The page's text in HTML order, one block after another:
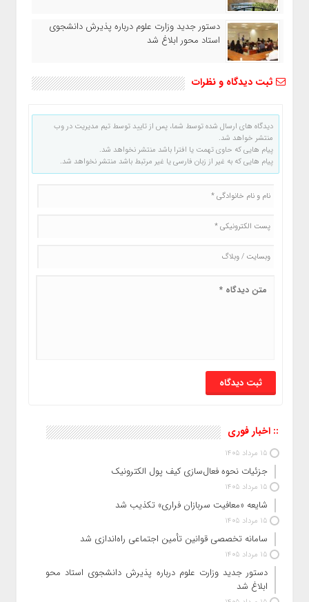
دستور جدید وزارت علوم درباره پذیرش دانشجوی
استاد محور ابلاغ شد
ثبت دیدگاه و نظرات
دیدگاه های ارسال شده توسط شما، پس از تایید توسط تیم مدیریت در وب
منتشر خواهد شد.
پیام هایی که حاوی تهمت یا افترا باشد منتشر نخواهد شد.
پیام هایی که به غیر از زبان فارسی یا غیر مرتبط باشد منتشر نخواهد شد.
:: اخبار فوری
15 مرداد 1405
جزئیات نحوه فعال‌سازی کیف پول الکترونیک
15 مرداد 1405
شایعه «معافیت سربازان فراری» تکذیب شد
15 مرداد 1405
سامانه تخصصی قوانین تأمین اجتماعی راه‌اندازی شد
15 مرداد 1405
دستور جدید وزارت علوم درباره پذیرش دانشجوی استاد محور
ابلاغ شد